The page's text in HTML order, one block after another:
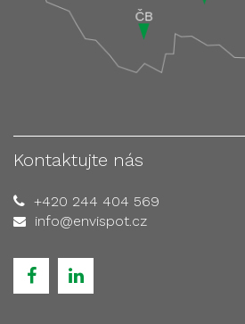
Kontaktujte nás
+420 244 404 569
info@envispot.cz